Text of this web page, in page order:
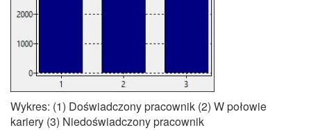
Wykres: (1) Doświadczony pracownik (2) W połowie
kariery (3) Niedoświadczony pracownik